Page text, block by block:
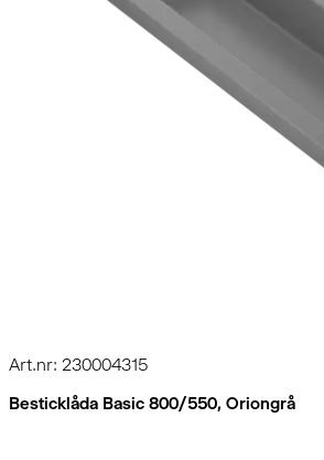
Art.nr: 230004315
Besticklåda Basic 800/550, Oriongrå